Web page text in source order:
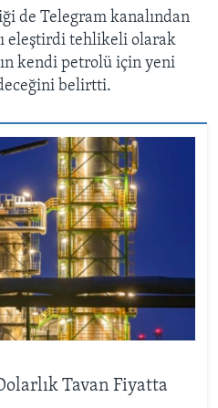
de Telegram kanalından
eleştirdi tehlikeli olarak
kendi petrolü için yeni
belirtti.
Tavan Fiyatta